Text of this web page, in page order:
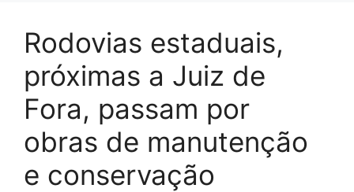
Rodovias estaduais,
próximas a Juiz de
Fora, passam por
obras de manutenção
e conservação